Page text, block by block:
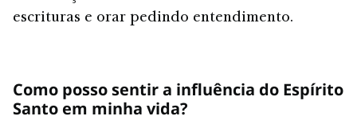
escrituras e orar pedindo entendimento.
Como posso sentir a influência do Espírito
Santo em minha vida?